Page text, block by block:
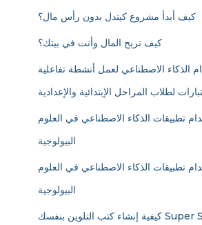
كيف أبدأ مشروع كيندل بدون رأس مال؟
كيف تربح المال وأنت في بيتك؟
الذكاء الاصطناعي لعمل أنشطة تفاعلية
لطلاب المراحل الإبتدائية والإعدادية
تطبيقات الذكاء الاصطناعي في العلوم
تطبيقات الذكاء الاصطناعي في العلوم
كيفية إنشاء كتب التلوين بنفسك Super Simple Coloring